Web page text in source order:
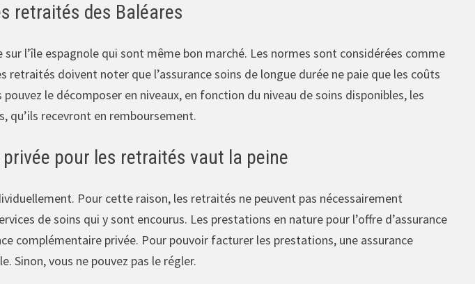
retraités des Baléares
l’île espagnole qui sont même bon marché. Les normes sont considérées comme
retraités doivent noter que l’assurance soins de longue durée ne paie que les coûts
le décomposer en niveaux, en fonction du niveau de soins disponibles, les
qu’ils recevront en remboursement.
pour les retraités vaut la peine
Pour cette raison, les retraités ne peuvent pas nécessairement
de soins qui y sont encourus. Les prestations en nature pour l’offre d’assurance
complémentaire privée. Pour pouvoir facturer les prestations, une assurance
Sinon, vous ne pouvez pas le régler.